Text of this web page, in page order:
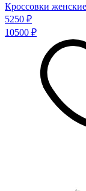
Кроссовки женские
5250 ₽
10500 ₽